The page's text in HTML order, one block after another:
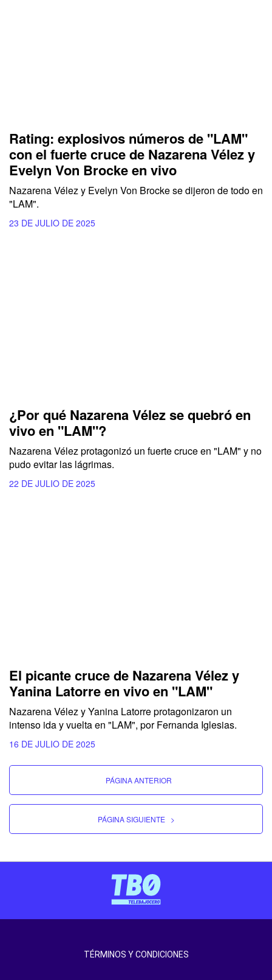
Rating: explosivos números de "LAM"
con el fuerte cruce de Nazarena Vélez y
Evelyn Von Brocke en vivo
Nazarena Vélez y Evelyn Von Brocke se dijeron de todo en
"LAM".
23 DE JULIO DE 2025
¿Por qué Nazarena Vélez se quebró en
vivo en "LAM"?
Nazarena Vélez protagonizó un fuerte cruce en "LAM" y no
pudo evitar las lágrimas.
22 DE JULIO DE 2025
El picante cruce de Nazarena Vélez y
Yanina Latorre en vivo en "LAM"
Nazarena Vélez y Yanina Latorre protagonizaron un
intenso ida y vuelta en "LAM", por Fernanda Iglesias.
16 DE JULIO DE 2025
PÁGINA ANTERIOR
PÁGINA SIGUIENTE >
TÉRMINOS Y CONDICIONES